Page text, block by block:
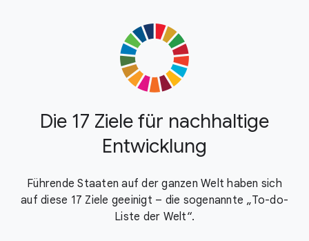
Die 17 Ziele für nachhaltige
Entwicklung
Führende Staaten auf der ganzen Welt haben sich
auf diese 17 Ziele geeinigt – die sogenannte „To-do-
Liste der Welt“.